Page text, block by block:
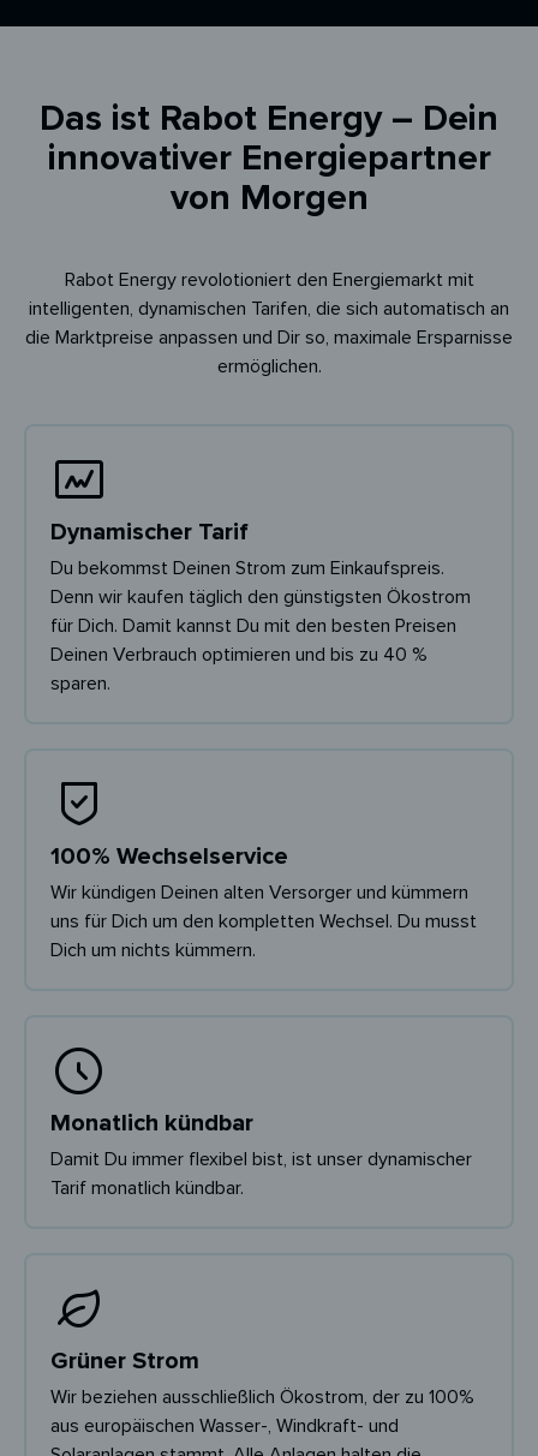
Das ist Rabot Energy – Dein
innovativer Energiepartner
von Morgen
Rabot Energy revolotioniert den Energiemarkt mit
intelligenten, dynamischen Tarifen, die sich automatisch an
die Marktpreise anpassen und Dir so, maximale Ersparnisse
ermöglichen.
Dynamischer Tarif
Du bekommst Deinen Strom zum Einkaufspreis.
Denn wir kaufen täglich den günstigsten Ökostrom
für Dich. Damit kannst Du mit den besten Preisen
Deinen Verbrauch optimieren und bis zu 40 %
sparen.
100% Wechselservice
Wir kündigen Deinen alten Versorger und kümmern
uns für Dich um den kompletten Wechsel. Du musst
Dich um nichts kümmern.
Monatlich kündbar
Damit Du immer flexibel bist, ist unser dynamischer
Tarif monatlich kündbar.
Grüner Strom
Wir beziehen ausschließlich Ökostrom, der zu 100%
aus europäischen Wasser-, Windkraft- und